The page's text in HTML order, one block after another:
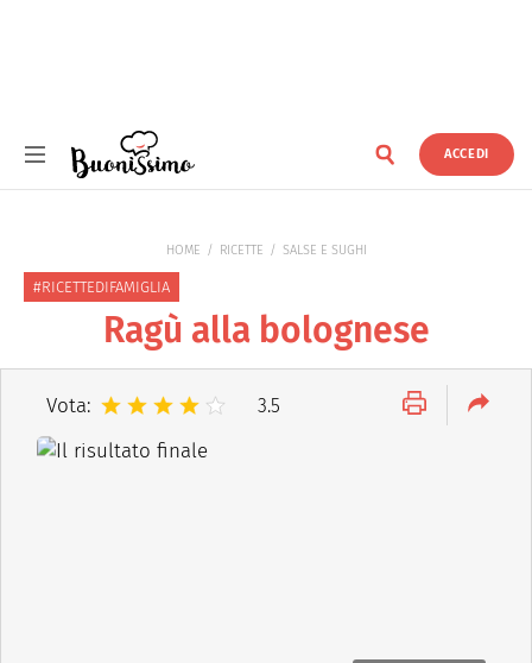
ACCEDI
HOME RICETTE SALSE E SUGHI
#RICETTEDIFAMIGLIA
Ragù alla bolognese
Vota: 3.5